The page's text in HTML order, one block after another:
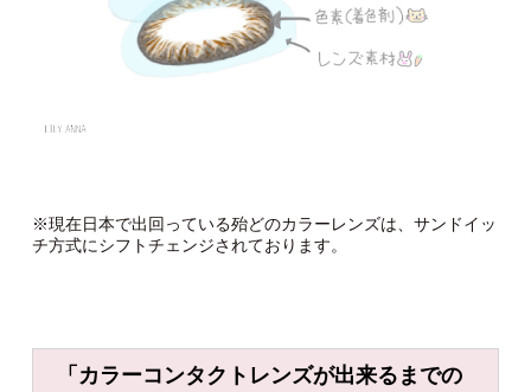
※現在日本で出回っている殆どのカラーレンズは、サンドイッ
チ方式にシフトチェンジされております。
「 カラーコンタクトレンズが出来るまでの